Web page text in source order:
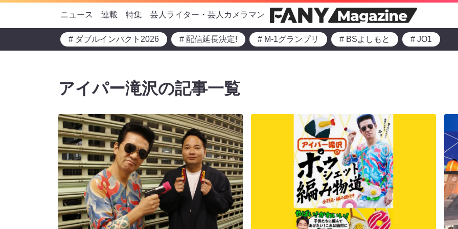
ニュース 連載 特集 芸人ライター・芸人カメラマン
# ダブルインパクト2026 # 配信延長決定! # M-1グランプリ # BSよしもと # JO1
アイパー滝沢の記事一覧